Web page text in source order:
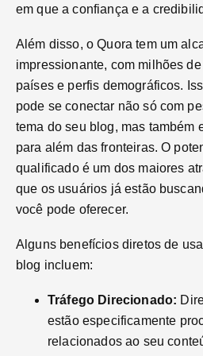
em que a confiança e a
Além disso, o Quora tem um
impressionante, com milhões
países e perfis demográficos.
pode se conectar não só com
tema do seu blog, mas também
para além das fronteiras. O
qualificado é um dos maiores
que os usuários já estão
você pode oferecer.
Alguns benefícios diretos de
blog incluem:
Tráfego Direcionado:
estão especificamente
relacionados ao seu